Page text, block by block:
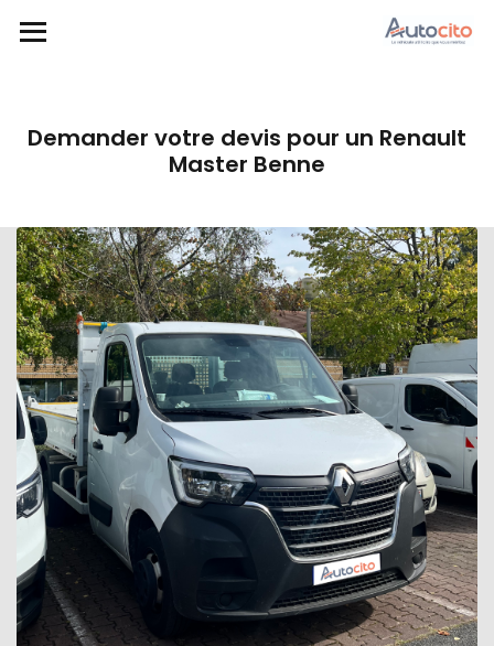
Demander votre devis pour un Renault
Master Benne